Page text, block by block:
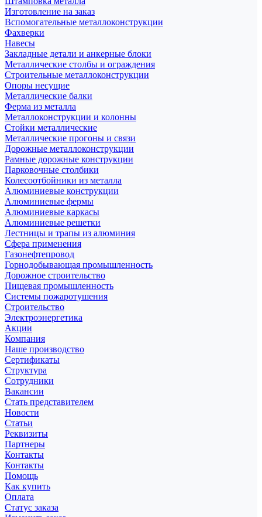
Изготовление на заказ
Вспомогательные металлоконструкции
Фахверки
Навесы
Закладные детали и анкерные блоки
Металлические столбы и ограждения
Строительные металлоконструкции
Опоры несущие
Металлические балки
Ферма из металла
Металлоконструкции и колонны
Стойки металлические
Металлические прогоны и связи
Дорожные металлоконструкции
Рамные дорожные конструкции
Парковочные столбики
Колесоотбойники из металла
Алюминиевые конструкции
Алюминиевые фермы
Алюминиевые каркасы
Алюминиевые решетки
Лестницы и трапы из алюминия
Сфера применения
Газонефтепровод
Горнодобывающая промышленность
Дорожное строительство
Пищевая промышленность
Системы пожаротушения
Строительство
Электроэнергетика
Акции
Компания
Наше производство
Сертификаты
Структура
Сотрудники
Вакансии
Стать представителем
Новости
Статьи
Реквизиты
Партнеры
Контакты
Контакты
Помощь
Как купить
Оплата
Статус заказа